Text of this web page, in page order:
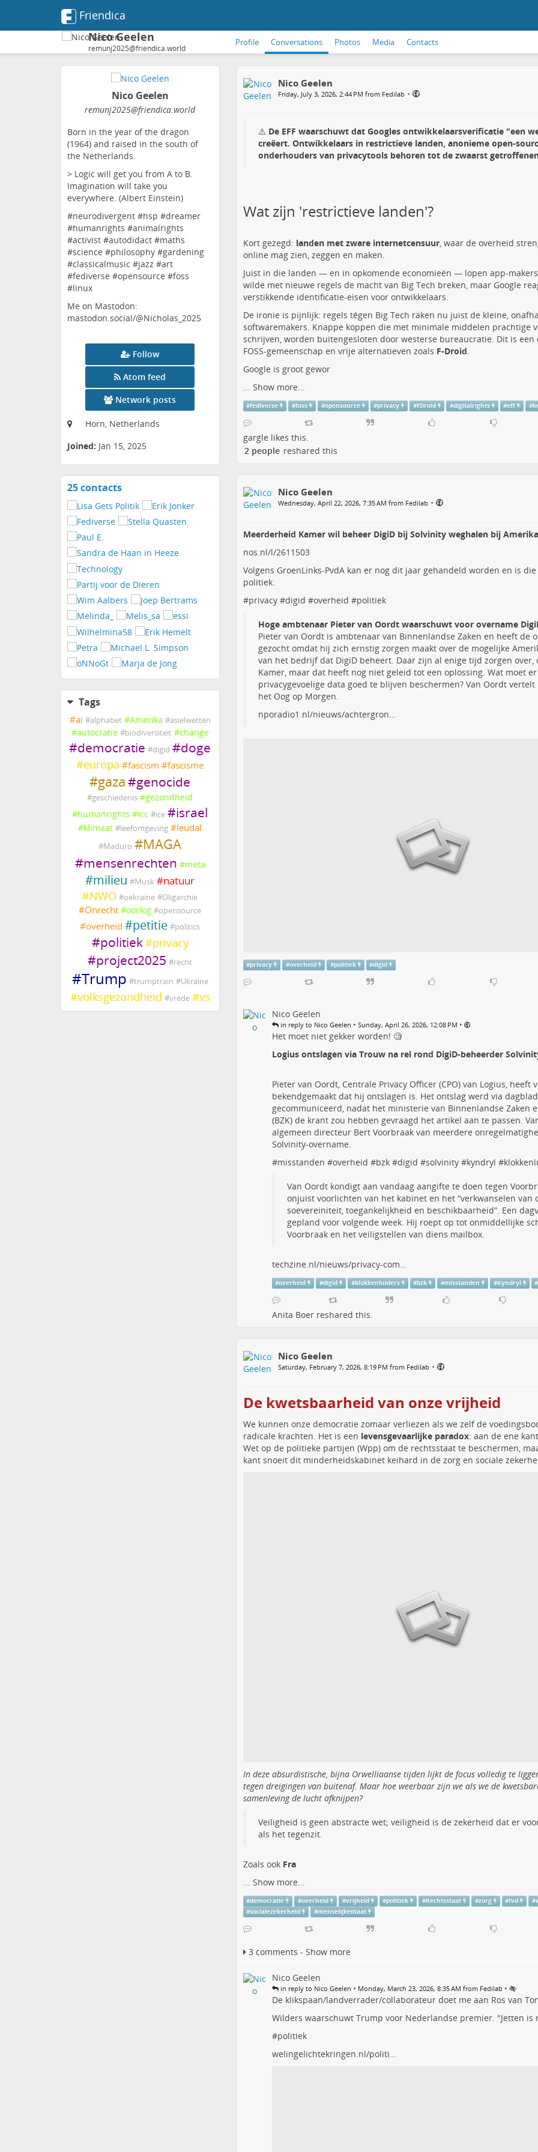
Friendica
Nico Geelen
remunj2025@friendica.world
Profile Conversations Photos Media Contacts
Nico Geelen
remunj2025@friendica.world
Born in the year of the dragon
(1964) and raised in the south of
the Netherlands.
> Logic will get you from A to B.
Imagination will take you
everywhere. (Albert Einstein)
#neurodivergent #hsp #dreamer
#humanrights #animalrights
#activist #autodidact #maths
#science #philosophy #gardening
#classicalmusic #jazz #art
#fediverse #opensource #foss
#linux
Me on Mastodon:
mastodon.social/@Nicholas_2025
Follow
Atom feed
Network posts
Horn, Netherlands
Joined: Jan 15, 2025
25 contactsView
contacts
Tags
#ai #alphabet #Amerika #asielwetten
#autocratie #biodiversiteit #change
#democratie #digid #doge
#europa #fascism #fascisme
#gaza#genocide
#geschiedenis #gezondheid
#humanrights #icc #ice #israel
#klimaat #leefomgeving #leudal
#Maduro #MAGA
#mensenrechten #meta
#milieu #Musk #natuur
#NWO #oekraine #Oligarchie
#Onrecht #oorlog #opensource
#overheid #petitie #politics
#politiek#privacy
#project2025 #recht
#Trump #trumptrain #Ukraine
#volksgezondheid #vrede #vs
Nico Geelen
Friday, July 3, 2026, 2:44 PM from Fedilab •
⚠️ De EFF waarschuwt dat Googles ontwikkelaarsverificatie "een
creëert. Ontwikkelaars in restrictieve landen, anonieme open-
onderhouders van privacytools behoren tot de zwaarst
Wat zijn 'restrictieve landen'?
Kort gezegd: landen met zware internetcensuur, waar de overheid
online mag zien, zeggen en maken.
Juist in die landen — en in opkomende economieën — lopen app-
wilde met nieuwe regels de macht van Big Tech breken, maar Google
verstikkende identificatie-eisen voor ontwikkelaars.
De ironie is pijnlijk: regels tégen Big Tech raken nu juist de kleine,
softwaremakers. Knappe koppen die met minimale middelen prachtige
schrijven, worden buitengesloten door westerse bureaucratie. Dit is een
FOSS-gemeenschap en vrije alternatieven zoals F-Droid.
Google is groot gewor
... Show more...
#fediverse #foss #opensource #privacy #FDroid #digitalrights #eff #
gargle likes this.
2 people reshared this
Nico Geelen
Wednesday, April 22, 2026, 7:35 AM from Fedilab •
Meerderheid Kamer wil beheer DigiD bij Solvinity weghalen bij
nos.nl/l/2611503
Volgens GroenLinks-PvdA kan er nog dit jaar gehandeld worden en is
politiek.
#privacy#digid #overheid #politiek
Hoge ambtenaar Pieter van Oordt waarschuwt voor overname
Pieter van Oordt is ambtenaar van Binnenlandse Zaken en heeft de
gezocht omdat hij zich ernstig zorgen maakt over de mogelijke
van het bedrijf dat DigiD beheert. Daar zijn al enige tijd zorgen over,
Kamer, maar dat heeft nog niet geleid tot een oplossing. Wat moet
privacygevoelige data goed te blijven beschermen? Van Oordt
het Oog op Morgen.
nporadio1.nl/nieuws/achtergron…
#privacy #overheid #politiek #digid
Nico Geelen
in reply to Nico Geelen • Sunday, April 26, 2026, 12:08 PM •
Het moet niet gekker worden! 🧐
Logius ontslagen via Trouw na rel rond DigiD-beheerder
Pieter van Oordt, Centrale Privacy Officer (CPO) van Logius, heeft
bekendgemaakt dat hij ontslagen is. Het ontslag werd via
gecommuniceerd, nadat het ministerie van Binnenlandse Zaken
(BZK) de krant zou hebben gevraagd het artikel aan te passen.
algemeen directeur Bert Voorbraak van meerdere
Solvinity-overname.
#misstanden #overheid #bzk#digid #solvinity#kyndryl #
Van Oordt kondigt aan vandaag aangifte te doen tegen
onjuist voorlichten van het kabinet en het “verkwanselen van
soevereiniteit, toegankelijkheid en beschikbaarheid”. Een
gepland voor volgende week. Hij roept op tot onmiddellijke
Voorbraak en het veiligstellen van diens mailbox.
techzine.nl/nieuws/privacy-com…
#overheid #digid #klokkenluiders #bzk #misstanden #Kyndryl #
Anita Boerreshared this.
Nico Geelen
Saturday, February 7, 2026, 8:19 PM from Fedilab •
De kwetsbaarheid van onze vrijheid
We kunnen onze democratie zomaar verliezen als we zelf de
radicale krachten. Het is een levensgevaarlijke paradox: aan de ene
Wet op de politieke partijen (Wpp) om de rechtsstaat te beschermen,
kant snoeit dit minderheidskabinet keihard in de zorg en sociale
In deze absurdistische, bijna Orwelliaanse tijden lijkt de focus volledig te
tegen dreigingen van buitenaf. Maar hoe weerbaar zijn we als we de
samenleving de lucht afknijpen?
Veiligheid is geen abstracte wet; veiligheid is de zekerheid dat er
als het tegenzit.
Zoals ook Fra
Show more...
#democratie #overheid #vrijheid #politiek #Rechtsstaat #zorg #fvd #
#socialezekerheid #menselijkemaat
3 comments - Show more
Nico Geelen
in reply to Nico Geelen • Monday, March 23, 2026, 8:35 AM from Fedilab •
De klikspaan/landverrader/collaborateur doet me aan Ros van
Wilders waarschuwt Trump voor Nederlandse premier. "Jetten
#politiek
welingelichtekringen.nl/politi…